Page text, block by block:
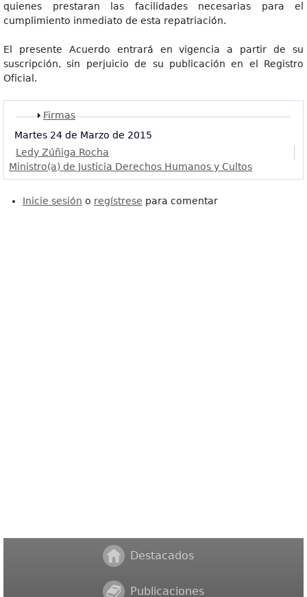
quienes prestaran las facilidades necesarias para el
cumplimiento inmediato de esta repatriación.
El presente Acuerdo entrará en vigencia a partir de su
suscripción, sin perjuicio de su publicación en el Registro
Oficial.
Mostrar
Firmas
Martes 24 de Marzo de 2015
Ledy Zúñiga Rocha
Ministro(a) de Justicia Derechos Humanos y Cultos
Inicie sesión o regístrese para comentar
Destacados
Publicaciones